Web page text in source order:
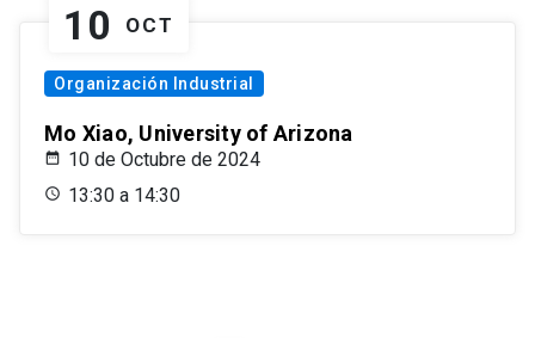
10 OCT
Organización Industrial
Mo Xiao, University of Arizona
10 de Octubre de 2024
13:30 a 14:30